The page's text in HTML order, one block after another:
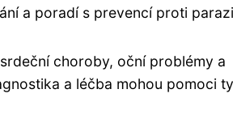
a poradí s prevencí proti
choroby, oční problémy a
a léčba mohou pomoci